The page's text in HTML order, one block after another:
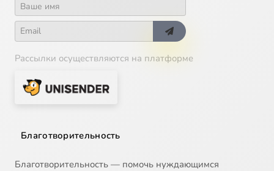
Рассылки осуществляются на платформе
Благотворительность
Благотворительность — помочь нуждающимся